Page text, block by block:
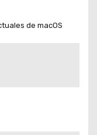
de macOS